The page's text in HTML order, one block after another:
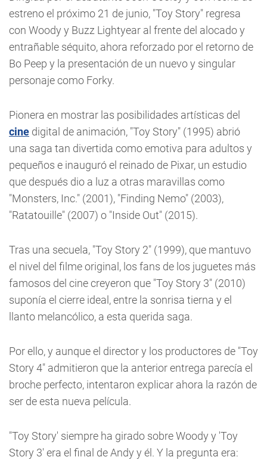
estreno el próximo 21 de junio, "Toy Story" regresa
con Woody y Buzz Lightyear al frente del alocado y
entrañable séquito, ahora reforzado por el retorno de
Bo Peep y la presentación de un nuevo y singular
personaje como Forky.
Pionera en mostrar las posibilidades artísticas del
cine digital de animación, "Toy Story" (1995) abrió
una saga tan divertida como emotiva para adultos y
pequeños e inauguró el reinado de Pixar, un estudio
que después dio a luz a otras maravillas como
"Monsters, Inc." (2001), "Finding Nemo" (2003),
"Ratatouille" (2007) o "Inside Out" (2015).
Tras una secuela, "Toy Story 2" (1999), que mantuvo
el nivel del filme original, los fans de los juguetes más
famosos del cine creyeron que "Toy Story 3" (2010)
suponía el cierre ideal, entre la sonrisa tierna y el
llanto melancólico, a esta querida saga.
Por ello, y aunque el director y los productores de "Toy
Story 4" admitieron que la anterior entrega parecía el
broche perfecto, intentaron explicar ahora la razón de
ser de esta nueva película.
"Toy Story' siempre ha girado sobre Woody y 'Toy
Story 3' era el final de Andy y él. Y la pregunta era: